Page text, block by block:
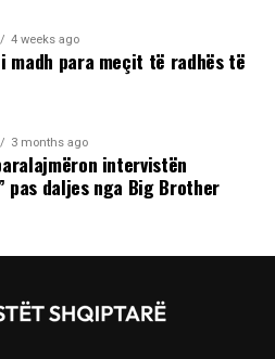
4 weeks ago
madh para meçit të radhës të
3 months ago
intervistën
pas daljes nga Big Brother